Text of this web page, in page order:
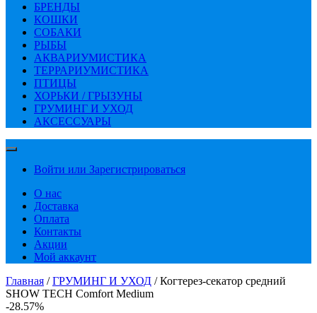
БРЕНДЫ
КОШКИ
СОБАКИ
РЫБЫ
АКВАРИУМИСТИКА
ТЕРРАРИУМИСТИКА
ПТИЦЫ
ХОРЬКИ / ГРЫЗУНЫ
ГРУМИНГ И УХОД
АКСЕССУАРЫ
Войти или Зарегистрироваться
О нас
Доставка
Оплата
Контакты
Акции
Мой аккаунт
Главная /ГРУМИНГ И УХОД / Когтерез-секатор средний
SHOW TECH Comfort Medium
-28.57%